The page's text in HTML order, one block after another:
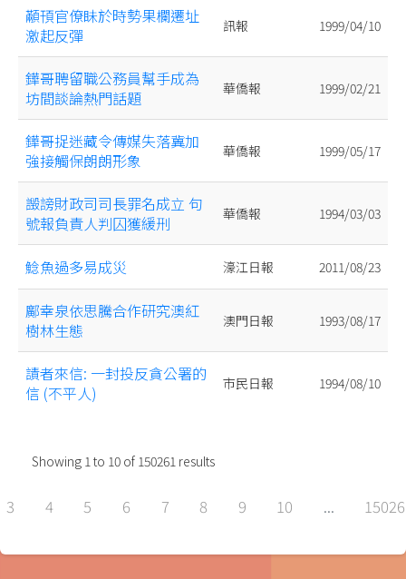
顢頇官僚眛於時勢果欄遷址
激起反彈
訊報 1999/04/10
鏵哥聘留職公務員幫手成為
坊間談論熱門話題
華僑報 1999/02/21
鏵哥捉迷藏令傳媒失落冀加
強接觸保朗朗形象
華僑報 1999/05/17
譭謗財政司司長罪名成立 句
號報負責人判囚獲緩刑
華僑報 1994/03/03
鯰魚過多易成災 濠江日報 2011/08/23
鄺幸泉依思騰合作研究澳紅
樹林生態
澳門日報 1993/08/17
謮者來信: 一封投反貪公署的
信 (不平人)
市民日報 1994/08/10
Showing 1to 10 of 150261 results
3 4 5 6 7 8 9 10 ... 15026